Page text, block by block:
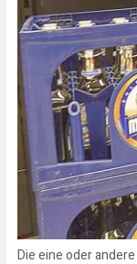
Die eine oder